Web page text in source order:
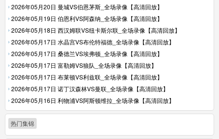
2026年05月20日 曼城VS伯恩茅斯_全场录像【高清回放】
2026年05月19日 伯恩利VS阿森纳_全场录像【高清回放】
2026年05月18日 西汉姆联VS纽卡斯尔联_全场录像【高清回放】
2026年05月17日 水晶宫VS布伦特福德_全场录像【高清回放】
2026年05月17日 桑德兰VS埃弗顿_全场录像【高清回放】
2026年05月17日 富勒姆VS狼队_全场录像【高清回放】
2026年05月17日 布莱顿VS利兹联_全场录像【高清回放】
2026年05月17日 诺丁汉森林VS曼联_全场录像【高清回放】
2026年05月16日 利物浦VS阿斯顿维拉_全场录像【高清回放】
热门集锦